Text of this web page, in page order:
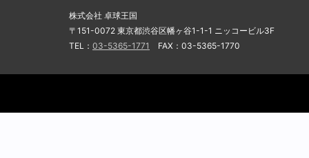
株式会社 卓球王国
〒151-0072 東京都渋谷区幡ヶ谷1-1-1 ニッコービル3F
TEL： 03-5365-1771 FAX：03-5365-1770